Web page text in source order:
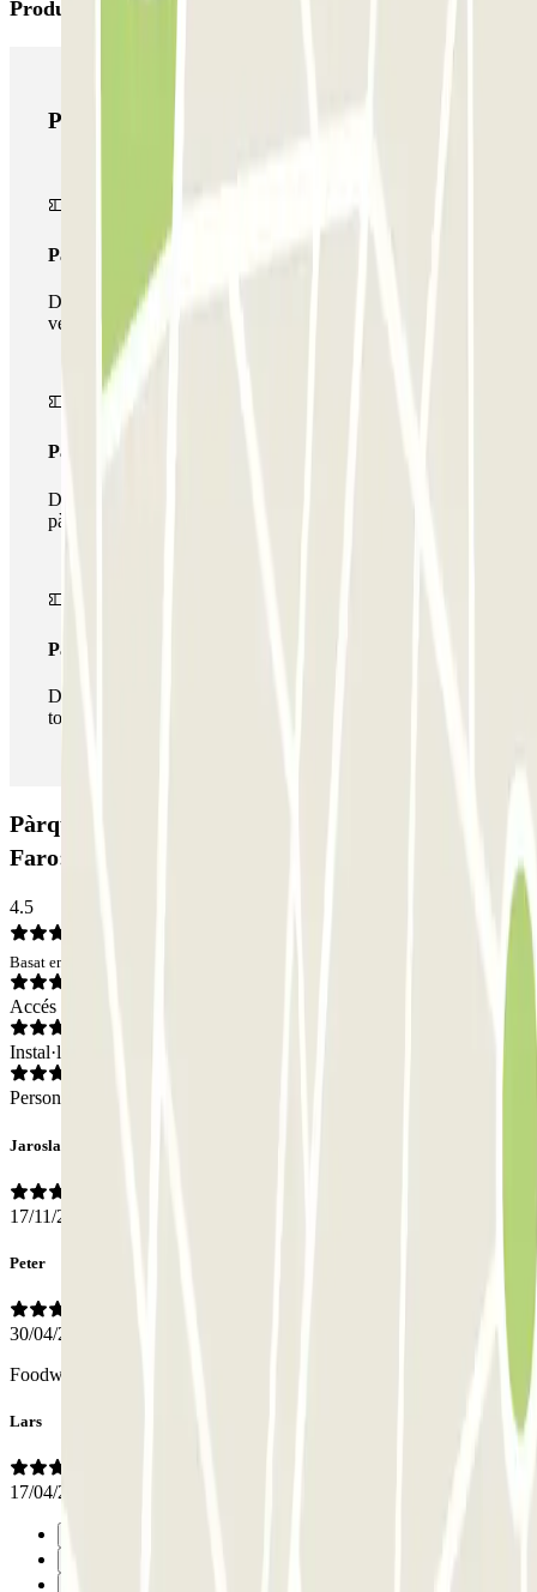
Productes de Parclick
Productes de Parclick
Passi simple
Durant la teva estada podràs entrar i sortir una única
vegada al pàrquing
Passi multipàrquing
Durant la teva estada podràs fer ús de tota la xarxa de
pàrquings d'aquest operador disponibles a Parclick.
Passi il·limitat
Durant la teva estada podràs entrar i sortir del pàrquing
totes les vegades que vulguis.
Pàrquing Park & Siga - P&R - Aeroporto do
Faro: Opinions
4.5
Basat en 8 opinions
Accés
Instal·lacions
Personal
Jaroslav
17/11/2023
Peter
30/04/2023
Foodwalk from the airport
Lars
17/04/2023